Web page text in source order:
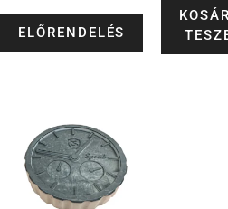
5
-
ELŐRENDELÉS
-
b
l